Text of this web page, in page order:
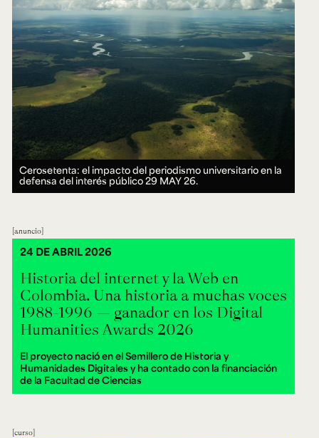
Cerosetenta: el impacto del periodismo universitario en la
defensa del interés público29 MAY 26.
anuncio
Historia del internet y la Web en
Colombia. Una historia a muchas voces
1988-1996 — ganador en los Digital
Humanities Awards 2026
El proyecto nació en el Semillero de Historia y
Humanidades Digitales y ha contado con la financiación
de la Facultad de Ciencias
24 DE ABRIL 2026
curso